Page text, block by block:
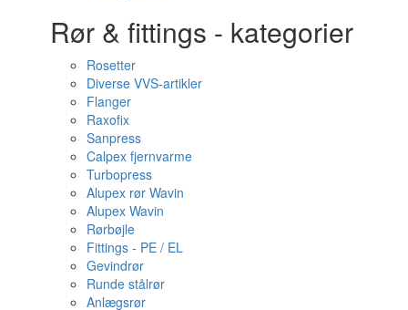
Rør & fittings - kategorier
Rosetter
Diverse VVS-artikler
Flanger
Raxofix
Sanpress
Calpex fjernvarme
Turbopress
Alupex rør Wavin
Alupex Wavin
Rørbøjle
Fittings - PE / EL
Gevindrør
Runde stålrør
Anlægsrør